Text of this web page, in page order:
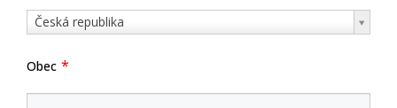
Česká republika
Země
Obec